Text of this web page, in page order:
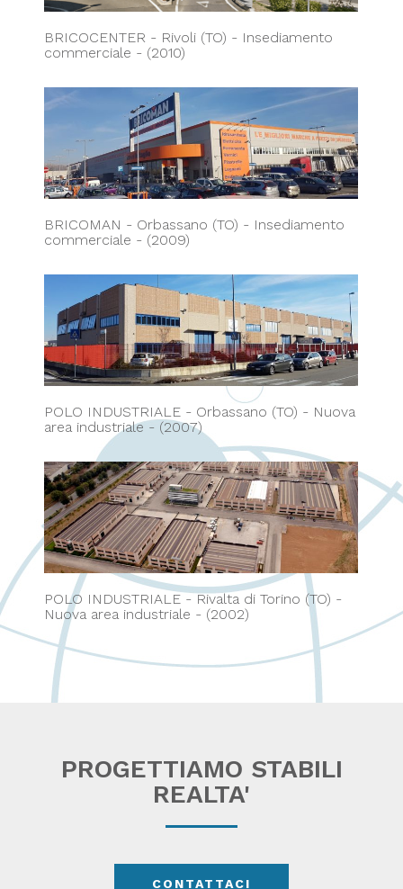
BRICOCENTER - Rivoli (TO) - Insediamento
commerciale - (2010)
BRICOMAN - Orbassano (TO) - Insediamento
commerciale - (2009)
POLO INDUSTRIALE - Orbassano (TO) - Nuova
area industriale - (2007)
POLO INDUSTRIALE - Rivalta di Torino (TO) -
Nuova area industriale - (2002)
PROGETTIAMO STABILI
REALTA'
CONTATTACI